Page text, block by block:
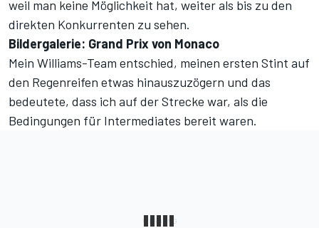
weil man keine Möglichkeit hat, weiter als bis zu den
direkten Konkurrenten zu sehen.
Bildergalerie: Grand Prix von Monaco
Mein Williams-Team entschied, meinen ersten Stint auf
den Regenreifen etwas hinauszuzögern und das
bedeutete, dass ich auf der Strecke war, als die
Bedingungen für Intermediates bereit waren.